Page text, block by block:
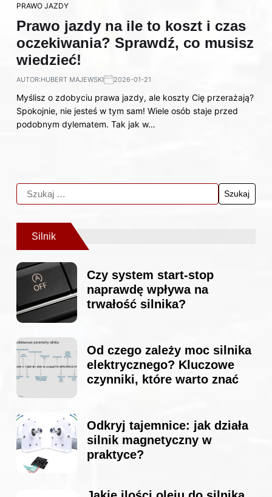
PRAWO JAZDY
Prawo jazdy na ile to koszt i czas
oczekiwania? Sprawdź, co musisz
wiedzieć!
AUTOR:HUBERT MAJEWSKI 2026-01-21
Myślisz o zdobyciu prawa jazdy, ale koszty Cię przerażają?
Spokojnie, nie jesteś w tym sam! Wiele osób staje przed
podobnym dylematem. Tak jak w…
Silnik
Czy system start-stop
naprawdę wpływa na
trwałość silnika?
Od czego zależy moc silnika
elektrycznego? Kluczowe
czynniki, które warto znać
Odkryj tajemnice: jak działa
silnik magnetyczny w
praktyce?